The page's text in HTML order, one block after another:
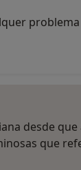
desde que
que